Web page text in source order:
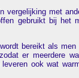
vergelijking met
gebruikt bij het
bereikt als
er meerdere
leveren ook wat